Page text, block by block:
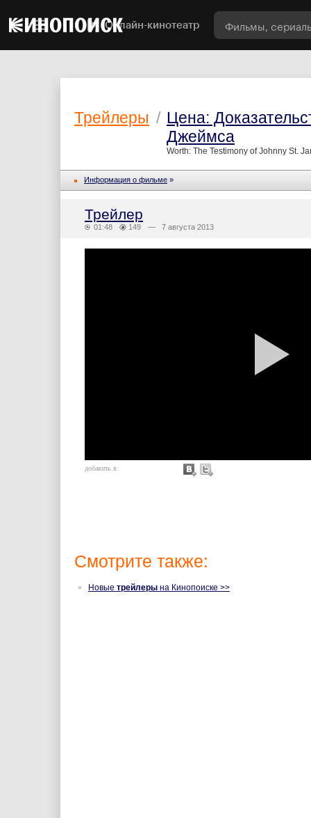
Онлайн-кинотеатр
Трейлеры / Цена:
Джеймса
Worth: The Testimony of Johnny St.
Информация о фильме »
Трейлер
01:48 149 — 7 августа 2013
добавить в:
Смотрите также:
Новые трейлеры на Кинопоиске >>